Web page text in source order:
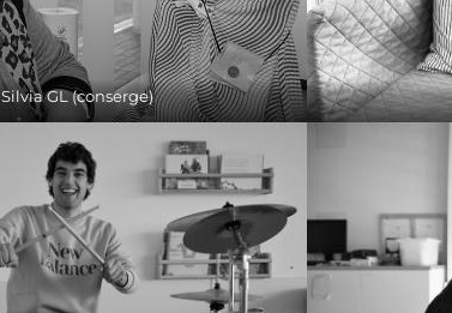
Silvia GL (conserge)